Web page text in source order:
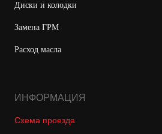
Диски и колодки
Замена ГРМ
Расход масла
ИНФОРМАЦИЯ
Схема проезда